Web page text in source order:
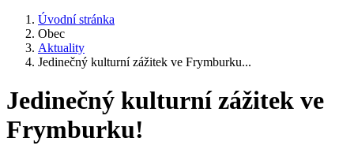
Úvodní stránka
Obec
Aktuality
Jedinečný kulturní zážitek ve Frymburku...
Jedinečný kulturní zážitek ve
Frymburku!